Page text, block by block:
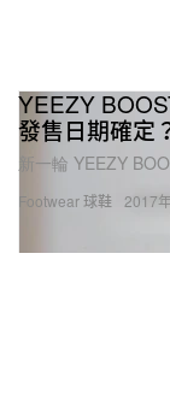
Footwear 球鞋
YEEZY
發售日期確定
新一輪 YEEZY
2017